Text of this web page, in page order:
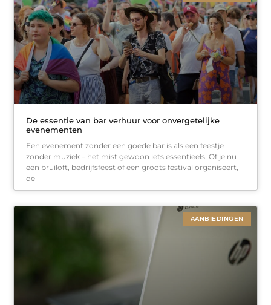
De essentie van bar verhuur voor onvergetelijke
evenementen
Een evenement zonder een goede bar is als een feestje
zonder muziek – het mist gewoon iets essentieels. Of je nu
een bruiloft, bedrijfsfeest of een groots festival organiseert,
de
AANBIEDINGEN